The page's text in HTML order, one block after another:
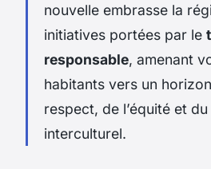
nouvelle embrasse la
initiatives portées par le
responsable, amenant
habitants vers un
respect, de l’équité et
interculturel.